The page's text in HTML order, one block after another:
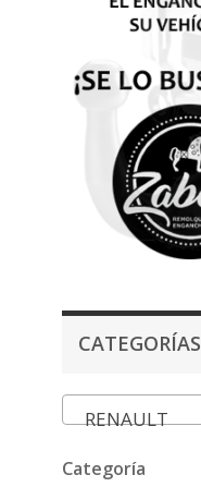
CATEGORÍAS
RENAULT
Categoría